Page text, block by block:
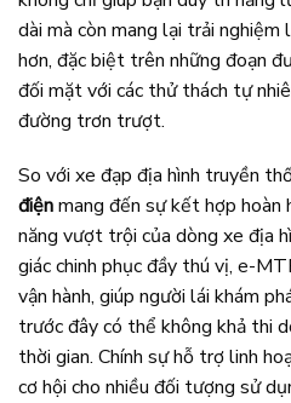
dài mà còn mang lại trải nghiệm
hơn, đặc biệt trên những đoạn
đối mặt với các thử thách tự
đường trơn trượt.
So với xe đạp địa hình truyền
điệnmang đến sự kết hợp hoàn
năng vượt trội của dòng xe địa
giác chinh phục đầy thú vị, e-
vận hành, giúp người lái khám
trước đây có thể không khả thi
thời gian. Chính sự hỗ trợ linh
cơ hội cho nhiều đối tượng sử